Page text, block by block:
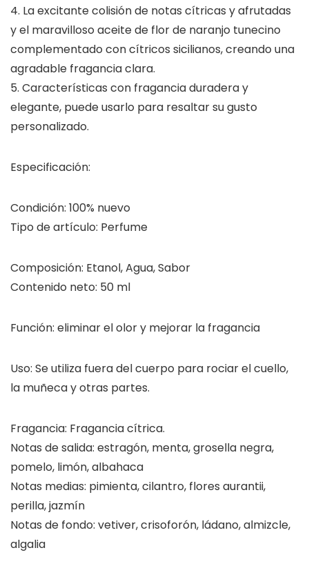
4. La excitante colisión de notas cítricas y afrutadas
y el maravilloso aceite de flor de naranjo tunecino
complementado con cítricos sicilianos, creando una
agradable fragancia clara.
5. Características con fragancia duradera y
elegante, puede usarlo para resaltar su gusto
personalizado.
Especificación:
Condición: 100% nuevo
Tipo de artículo: Perfume
Composición: Etanol, Agua, Sabor
Contenido neto: 50 ml
Función: eliminar el olor y mejorar la fragancia
Uso: Se utiliza fuera del cuerpo para rociar el cuello,
la muñeca y otras partes.
Fragancia: Fragancia cítrica.
Notas de salida: estragón, menta, grosella negra,
pomelo, limón, albahaca
Notas medias: pimienta, cilantro, flores aurantii,
perilla, jazmín
Notas de fondo: vetiver, crisoforón, ládano, almizcle,
algalia